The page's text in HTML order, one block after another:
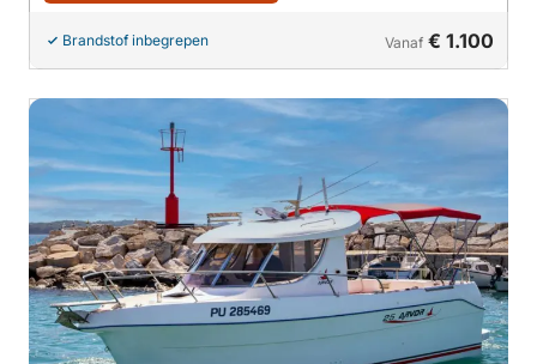
Brandstof inbegrepen Vanaf € 1.100